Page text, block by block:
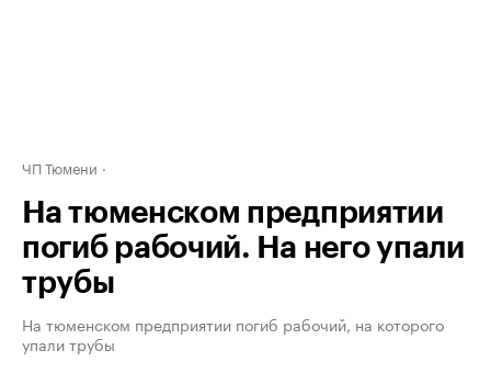
ЧП Тюмени
На тюменском предприятии
погиб рабочий. На него упали
трубы
На тюменском предприятии погиб рабочий, на которого
упали трубы